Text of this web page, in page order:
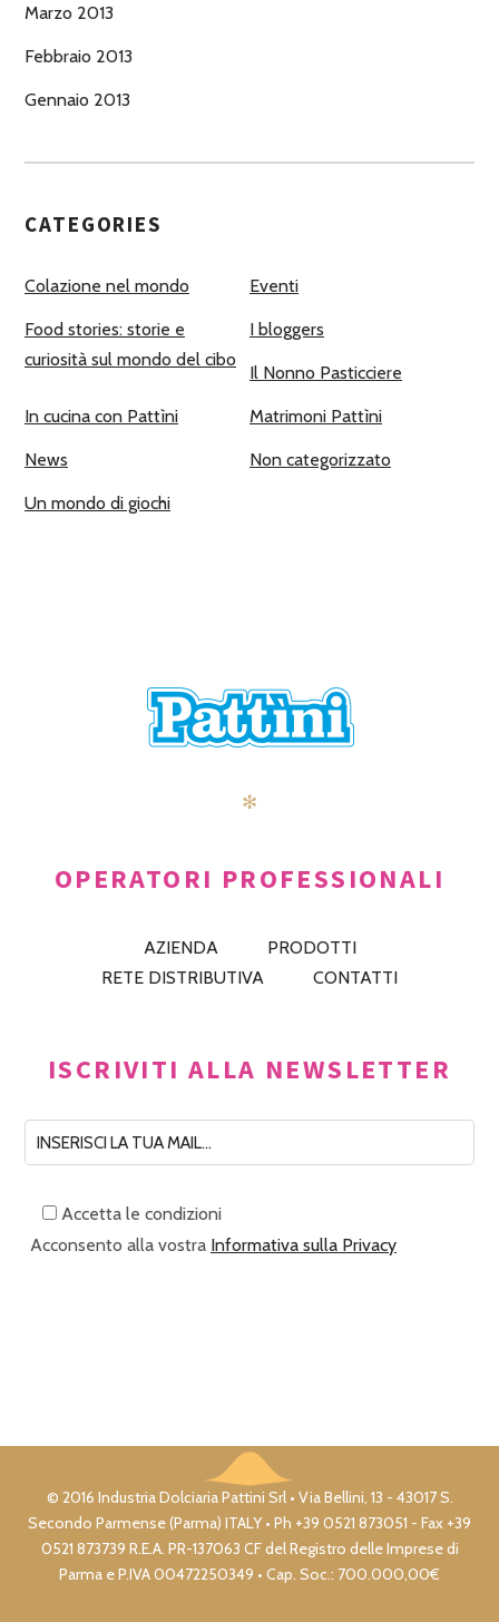
Marzo 2013
Febbraio 2013
Gennaio 2013
CATEGORIES
Colazione nel mondo Eventi
Food stories: storie e
curiosità sul mondo del cibo
I bloggers
Il Nonno Pasticciere
In cucina con Pattìni Matrimoni Pattìni
News Non categorizzato
Un mondo di giochi
✻
OPERATORI PROFESSIONALI
AZIENDA
PRODOTTI
RETE DISTRIBUTIVA
CONTATTI
ISCRIVITI ALLA NEWSLETTER
Accetta le condizioni
Acconsento alla vostra Informativa sulla Privacy
© 2016 Industria Dolciaria Pattini Srl • Via Bellini, 13 - 43017 S.
Secondo Parmense (Parma) ITALY • Ph +39 0521 873051 - Fax +39
0521 873739 R.E.A. PR-137063 CF del Registro delle Imprese di
Parma e P.IVA 00472250349 • Cap. Soc.: 700.000,00€